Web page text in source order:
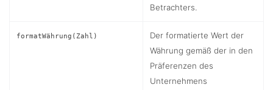
Betrachters.
formatWährung(Zahl)
Der formatierte Wert der
Währung gemäß der in den
Präferenzen des
Unternehmens